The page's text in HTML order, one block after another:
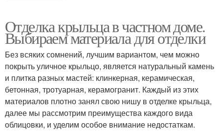
Отделка крыльца в частном доме.
Выбираем материала для отделки
Без всяких сомнений, лучшим вариантом, чем можно
покрыть уличное крыльцо, является натуральный камень
и плитка разных мастей: клинкерная, керамическая,
бетонная, тротуарная, керамогранит. Каждый из этих
материалов плотно занял свою нишу в отделке крыльца,
далее мы рассмотрим преимущества каждого вида
облицовки, и уделим особое внимание недостаткам.